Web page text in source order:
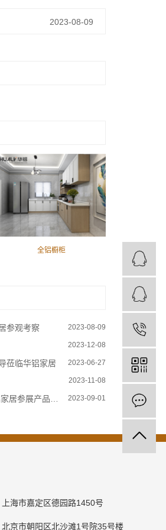
2023-08-09
全铝橱柜
参观考察 2023-08-09
2023-12-08
莅临华铝家居 2023-06-27
2023-11-08
参展产品推荐 2023-09-01
上海市嘉定区德园路1450号
京市朝阳区北沙滩1号院35号楼